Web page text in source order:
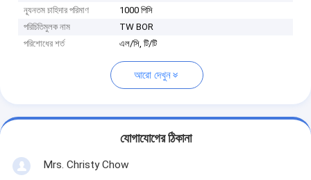
ন্যূনতম চাহিদার পরিমাণ
1000 পিসি
পরিচিতিমুলক নাম
TW BOR
পরিশোধের শর্ত
এল/সি, টি/টি
আরো দেখুন
যোগাযোগের ঠিকানা
Mrs. Christy Chow